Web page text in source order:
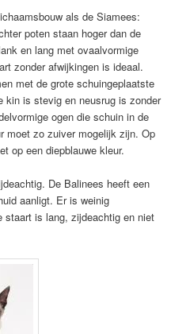
als de Siamees:
poten staan hoger dan de
en lang met ovaalvormige
zonder afwijkingen is ideaal.
met de grote schuingeplaatste
kin is stevig en neusrug is zonder
ogen die schuin in de
moet zo zuiver mogelijk zijn. Op
op een diepblauwe kleur.
De Balinees heeft een
aanligt. Er is weinig
staart is lang, zijdeachtig en niet